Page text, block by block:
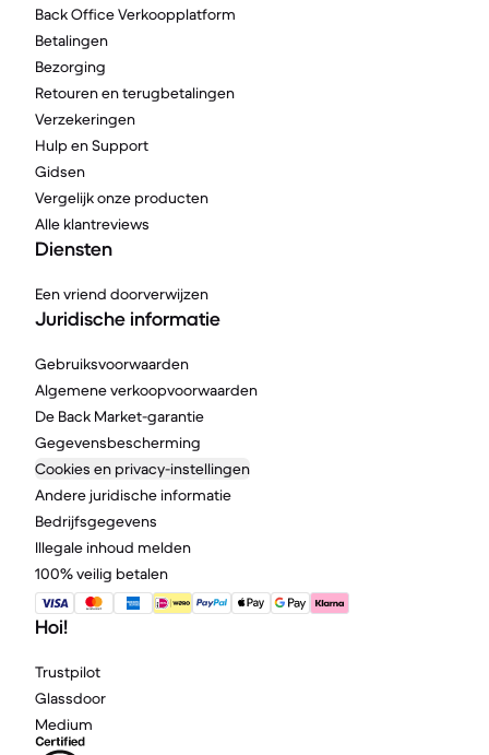
Back Office Verkoopplatform
Betalingen
Bezorging
Retouren en terugbetalingen
Verzekeringen
Hulp en Support
Gidsen
Vergelijk onze producten
Alle klantreviews
Diensten
Een vriend doorverwijzen
Juridische informatie
Gebruiksvoorwaarden
Algemene verkoopvoorwaarden
De Back Market-garantie
Gegevensbescherming
Cookies en privacy-instellingen
Andere juridische informatie
Bedrijfsgegevens
Illegale inhoud melden
100% veilig betalen
Hoi!
Trustpilot
Glassdoor
Medium